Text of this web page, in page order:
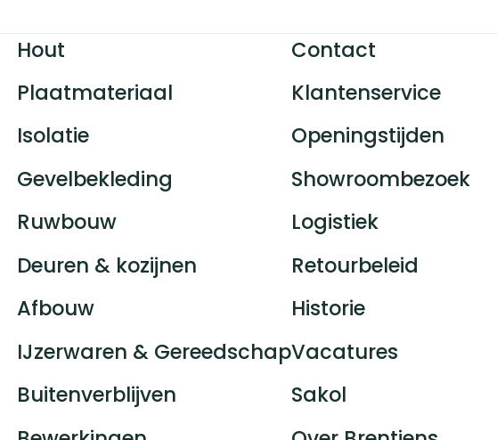
Hout
Plaatmateriaal
Isolatie
Gevelbekleding
Ruwbouw
Deuren & kozijnen
Afbouw
IJzerwaren & Gereedschap
Buitenverblijven
Contact
Klantenservice
Openingstijden
Showroombezoek
Logistiek
Retourbeleid
Historie
Vacatures
Sakol